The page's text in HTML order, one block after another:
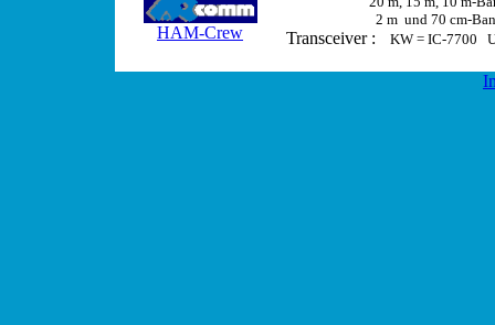
HAM-Crew
2 m und 70 cm-
Transceiver : KW = IC-7700